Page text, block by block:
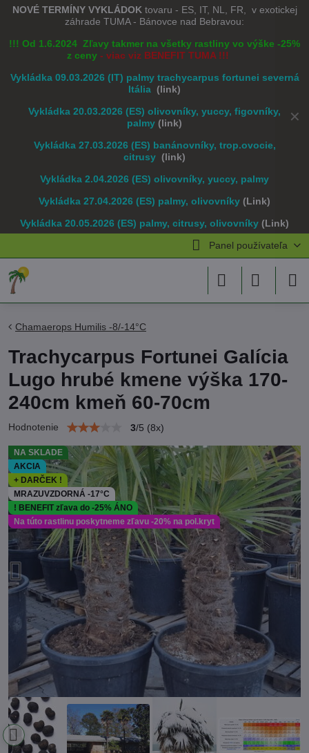
✕
NOVÉ TERMÍNY VYKLÁDOK tovaru - ES, IT, NL, FR, v exotickej
záhrade TUMA - Bánovce nad Bebravou:
!!! Od 1.6.2024 Zľavy takmer na všetky rastliny vo výške -25%
z ceny - viac viz BENEFIT TUMA !!!
Vykládka 09.03.2026 (IT) palmy trachycarpus fortunei severná
Itália (link)
Vykládka 20.03.2026 (ES) olivovníky, yuccy, figovníky,
palmy (link)
Vykládka 27.03.2026 (ES) banánovníky, trop.ovocie,
citrusy (link)
Vykládka 2.04.2026 (ES) olivovníky, yuccy, palmy
Vykládka 27.04.2026 (ES) palmy, olivovníky (Link)
Vykládka 20.05.2026 (ES) palmy, citrusy, olivovníky (Link)
Panel používateľa
NA SKLADE
AKCIA
+ DARČEK !
MRAZUVZDORNÁ -17°C
! BENEFIT zľava do -25% ÁNO
Na túto rastlinu poskytneme zľavu -20% na pol.kryt
Chamaerops Humilis -8/-14°C
Trachycarpus Fortunei Galícia
Lugo hrubé kmene výška 170-
240cm kmeň 60-70cm
Hodnotenie 3/5 (8x)